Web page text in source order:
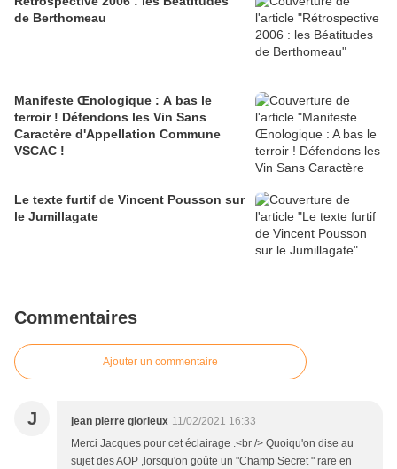
de Berthomeau
Manifeste Œnologique : A bas le
terroir ! Défendons les Vin Sans
Caractère d'Appellation Commune
VSCAC !
Le texte furtif de Vincent Pousson sur
le Jumillagate
Commentaires
Ajouter un commentaire
J jean pierre glorieux 11/02/2021 16:33
Merci Jacques pour cet éclairage .<br /> Quoiqu'on dise au
sujet des AOP ,lorsqu'on goûte un "Champ Secret " rare en